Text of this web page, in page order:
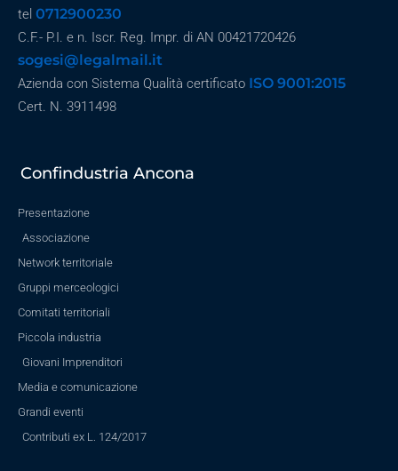
tel 0712900230
C.F.- P.I. e n. Iscr. Reg. Impr. di AN 00421720426
sogesi@legalmail.it
Azienda con Sistema Qualità certificato ISO 9001:2015
Cert. N. 3911498
Confindustria Ancona
Presentazione
Associazione
Network territoriale
Gruppi merceologici
Comitati territoriali
Piccola industria
Giovani Imprenditori
Media e comunicazione
Grandi eventi
Contributi ex L. 124/2017